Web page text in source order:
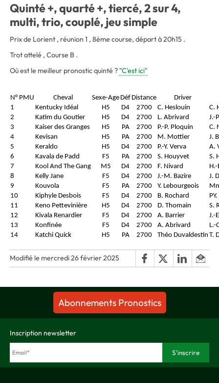
Quinté +, quarté +, tiercé, 2 sur 4,
multi, trio, couplé, jeu simple
Prix de Lorient , réunion 1 , 8ème course, départ à 20h15 .
Trot attelé , Course B .
Où est le meilleur pronostic quinté ? "C'est ici"
N° PMU Cheval Sexe-Age Déf Distance
Driver
1
Kentucky Idéal H5 D4 2700 C. Heslouin
C.
2
Katim du Goutier H5 D4 2700 L. Abrivard
J.-
3
Kaiser des Granges H5 PA 2700 P.-P. Ploquin
C.
4
Kevisan H5 PA 2700 M. Mottier
J.
5
Keraldo H5 D4 2700 P.-Y. Verva
A.
6
Kavala de Padd F5 PA 2700 S. Houyvet
S.
7
Kool And The Gang M5 D4 2700 F. Nivard
8
Kelly Jane F5 D4 2700 J.-M. Bazire
J.
9
Kouvola F5 PA 2700 Y. Lebourgeois
10
Kiphyle Desbois F5 D4 2700 B. Rochard
11
Keno Pettevinière H5 D4 2700 D. Thomain
S.
12
Kivala Renardier F5 D4 2700 A. Barrier
J.-
13
Konfinée F5 D4 2700 A. Abrivard
L.-
14
Katchi Quick H5 PA 2700 Théo Duvaldestin T.
Modifié le mercredi 26 février 2025
Abonnements Pronostics
Inscription newsletter